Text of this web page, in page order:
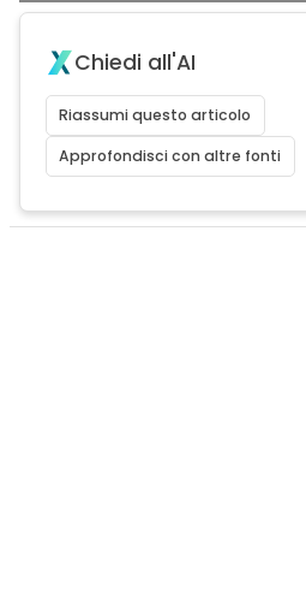
Chiedi all'AI
Riassumi questo articolo
Approfondisci con altre fonti